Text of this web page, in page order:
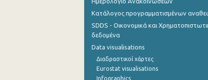
Κατάλογος προγραμματισμένων
SDDS - Οικονομικά και
δεδομένα
Data visualisations
Διαδραστικοί χάρτες
Eurostat visualisations
Infographics